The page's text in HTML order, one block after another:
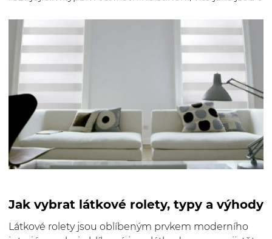
Jak vybrat látkové rolety, typy a výhody
Látkové rolety jsou oblíbeným prvkem moderního